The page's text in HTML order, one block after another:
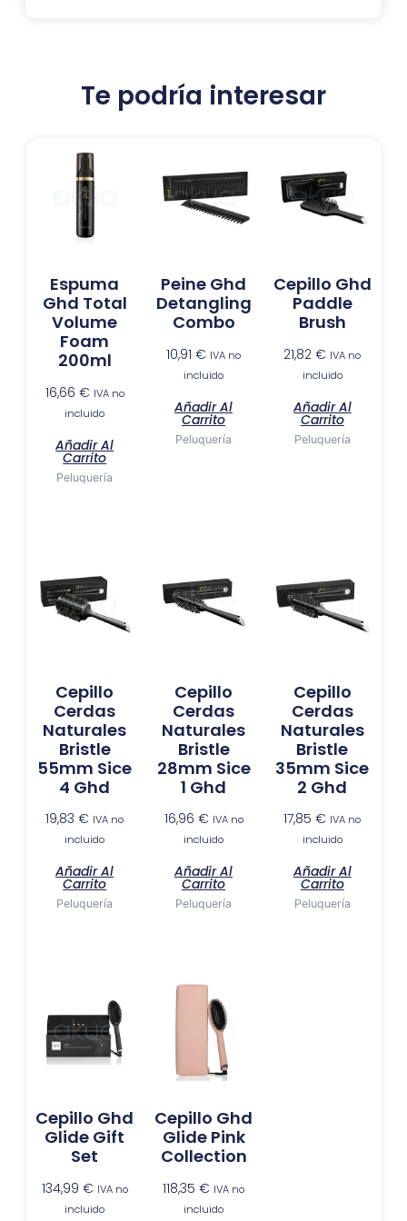
Te podría interesar
Espuma
Ghd Total
Volume
Foam
200ml
16,66 € IVA no
incluido
Añadir Al
Carrito
Peluquería
Peine Ghd
Detangling
Combo
10,91 € IVA no
incluido
Añadir Al
Carrito
Peluquería
Cepillo Ghd
Paddle
Brush
21,82€ IVA no
incluido
Añadir Al
Carrito
Peluquería
Cepillo
Cerdas
Naturales
Bristle
55mm Sice
4 Ghd
19,83€ IVA no
incluido
Añadir Al
Carrito
Peluquería
Cepillo
Cerdas
Naturales
Bristle
28mm Sice
1 Ghd
16,96 € IVA no
incluido
Añadir Al
Carrito
Peluquería
Cepillo
Cerdas
Naturales
Bristle
35mm Sice
2 Ghd
17,85€ IVA no
incluido
Añadir Al
Carrito
Peluquería
Cepillo Ghd
Glide Gift
Set
134,99 € IVA no
incluido
Cepillo Ghd
Glide Pink
Collection
118,35 € IVA no
incluido